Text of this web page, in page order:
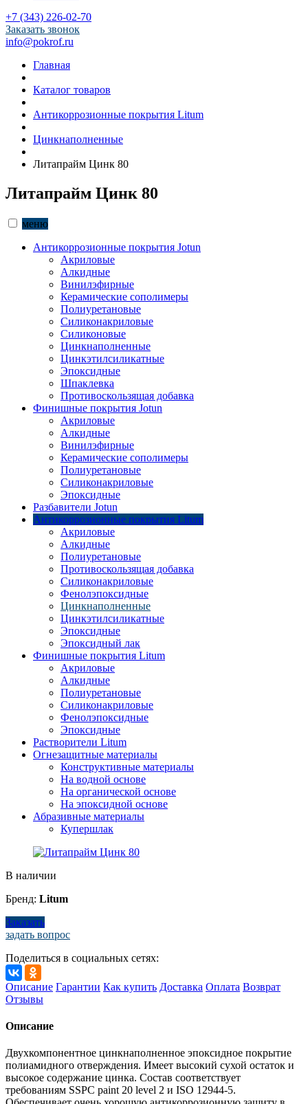
+7 (343) 226-02-70
Заказать звонок
info@pokrof.ru
Главная
Каталог товаров
Антикоррозионные покрытия Litum
Цинкнаполненные
Литапрайм Цинк 80
Литапрайм Цинк 80
меню
Антикоррозионные покрытия Jotun
Акриловые
Алкидные
Винилэфирные
Керамические сополимеры
Полиуретановые
Силиконакриловые
Силиконовые
Цинкнаполненные
Цинкэтилсиликатные
Эпоксидные
Шпаклевка
Противоскользящая добавка
Финишные покрытия Jotun
Акриловые
Алкидные
Винилэфирные
Керамические сополимеры
Полиуретановые
Силиконакриловые
Эпоксидные
Разбавители Jotun
Антикоррозионные покрытия Litum
Акриловые
Алкидные
Полиуретановые
Противоскользящая добавка
Силиконакриловые
Фенолэпоксидные
Цинкнаполненные
Цинкэтилсиликатные
Эпоксидные
Эпоксидный лак
Финишные покрытия Litum
Акриловые
Алкидные
Полиуретановые
Силиконакриловые
Фенолэпоксидные
Эпоксидные
Растворители Litum
Огнезащитные материалы
Конструктивные материалы
На водной основе
На органической основе
На эпоксидной основе
Абразивные материалы
Купершлак
В наличии
Бренд: Litum
Заказать
задать вопрос
Поделиться в социальных сетях:
Описание Гарантии Как купить Доставка Оплата Возврат
Отзывы
Описание
Двухкомпонентное цинкнаполненное эпоксидное покрытие
полиамидного отверждения. Имеет высокий сухой остаток и
высокое содержание цинка. Состав соответствует
требованиям SSPC paint 20 level 2 и ISO 12944-5.